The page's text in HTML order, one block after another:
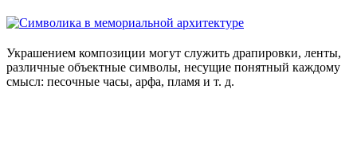
Украшением композиции могут служить драпировки, ленты,
различные объектные символы, несущие понятный каждому
смысл: песочные часы, арфа, пламя и т. д.